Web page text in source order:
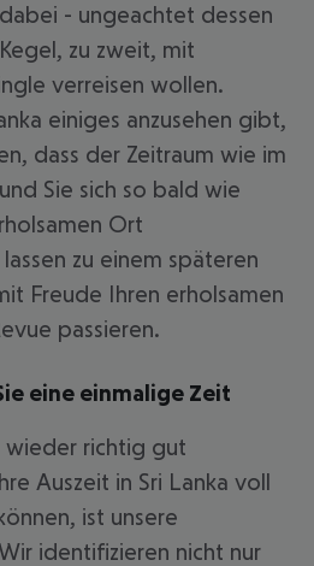
- ungeachtet dessen
zu zweit, mit
verreisen wollen.
einiges anzusehen gibt,
dass der Zeitraum wie im
Sie sich so bald wie
Ort
zu einem späteren
Freude Ihren erholsamen
passieren.
eine einmalige Zeit
wieder richtig gut
Auszeit in Sri Lanka voll
ist unsere
identifizieren nicht nur